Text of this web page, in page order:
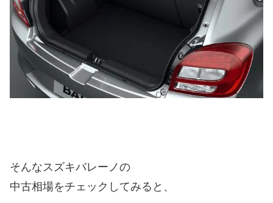
そんなスズキバレーノの
中古相場をチェックしてみると、